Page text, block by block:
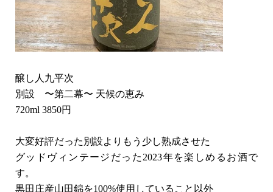
醸し人九平次
別設 〜第二幕〜 天候の恵み
720ml 3850円
大変好評だった別設よりもう少し熟成させた
グッドヴィンテージだった2023年を楽しめるお酒で
す。
黒田庄産山田錦を100%使用していること以外